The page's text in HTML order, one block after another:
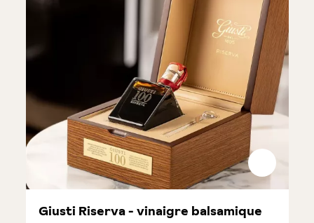
Giusti Riserva - vinaigre balsamique